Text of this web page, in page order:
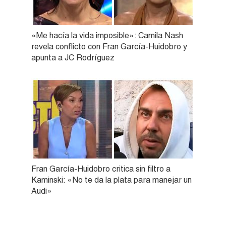
«Me hacía la vida imposible»: Camila Nash
revela conflicto con Fran García-Huidobro y
apunta a JC Rodríguez
Fran García-Huidobro critica sin filtro a
Kaminski: «No te da la plata para manejar un
Audi»